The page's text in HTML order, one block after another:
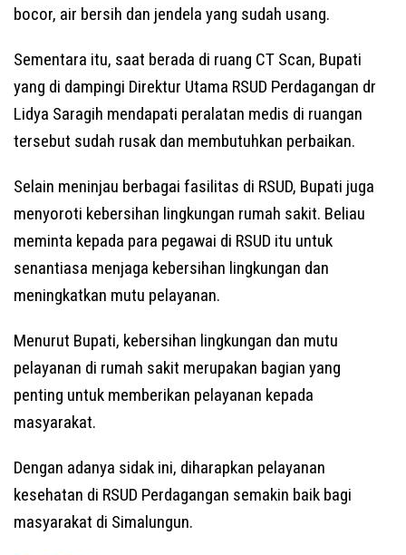
bocor, air bersih dan jendela yang sudah usang.
Sementara itu, saat berada di ruang CT Scan, Bupati
yang di dampingi Direktur Utama RSUD Perdagangan dr
Lidya Saragih mendapati peralatan medis di ruangan
tersebut sudah rusak dan membutuhkan perbaikan.
Selain meninjau berbagai fasilitas di RSUD, Bupati juga
menyoroti kebersihan lingkungan rumah sakit. Beliau
meminta kepada para pegawai di RSUD itu untuk
senantiasa menjaga kebersihan lingkungan dan
meningkatkan mutu pelayanan.
Menurut Bupati, kebersihan lingkungan dan mutu
pelayanan di rumah sakit merupakan bagian yang
penting untuk memberikan pelayanan kepada
masyarakat.
Dengan adanya sidak ini, diharapkan pelayanan
kesehatan di RSUD Perdagangan semakin baik bagi
masyarakat di Simalungun.